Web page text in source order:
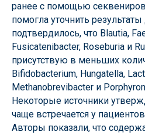
ранее с помощью
помогла уточнить
подтвердилось, что Blautia,
Fusicatenibacter, Roseburia и
присутствую в меньших
Bifidobacterium, Hungatella,
Methanobrevibacter и
Некоторые источники
чаще встречается у
Авторы показали, что